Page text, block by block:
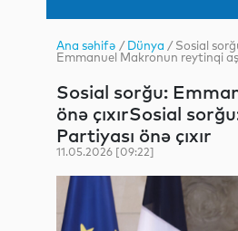
Gündəm
İqtisadiyyat
YAP
Analitika
Mədəniyyət
Müsahibə
Ədəbiyyat
MEDİA
Ana səhifə /Dünya / Sosial
Emmanuel Makronun reytinqi
Sosial sorğu:
önə çıxırSosial
Partiyası önə çıxır
11.05.2026 [09:22]